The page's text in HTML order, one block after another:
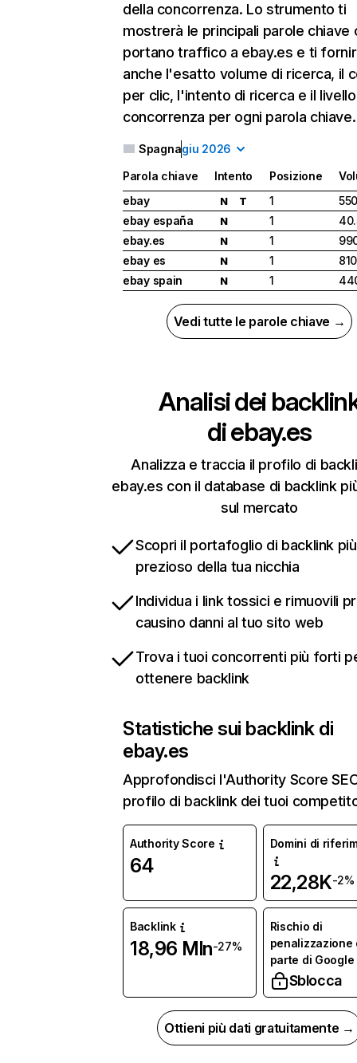
della concorrenza. Lo strumento ti
mostrerà le principali parole chiave
portano traffico a ebay.es e ti
anche l'esatto volume di ricerca, il
per clic, l'intento di ricerca e il
concorrenza per ogni parola chiave.
Spagnagiu 2026
Parola chiave Intento Posizione
ebay
N T 1
ebay españa
N 1
ebay.es
N 1
ebay es
N 1
ebay spain
N 1
Vedi tutte le parole chiave →
Analisi dei
diebay.es
Analizza e traccia il profilo di
ebay.es con il database di backlink
sul mercato
Scopri il portafoglio di backlink più
prezioso della tua nicchia
Individua i link tossici e rimuovili
causino danni al tuo sito web
Trova i tuoi concorrenti più forti
ottenere backlink
Statistiche sui backlink di
ebay.es
Approfondisci l'Authority Score
profilo di backlink dei tuoi
Authority Score
64
Domini di
22,28K-2%
Backlink
18,96 Mln-27%
Rischio di
penalizzazione
parte di Google
Sblocca
Ottieni più dati gratuitamente →